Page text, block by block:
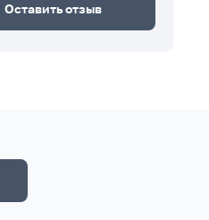
Оставить отзыв